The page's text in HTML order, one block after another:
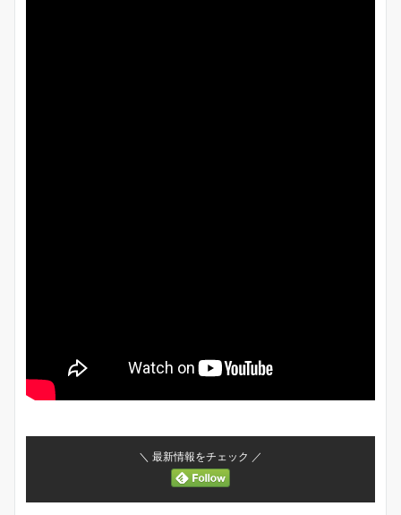
＼ 最新情報をチェック ／